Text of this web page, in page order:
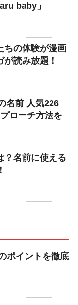
baby」
ちの体験が漫画
読み放題！
名前 人気226
ローチ方法を
？名前に使える
ポイントを徹底